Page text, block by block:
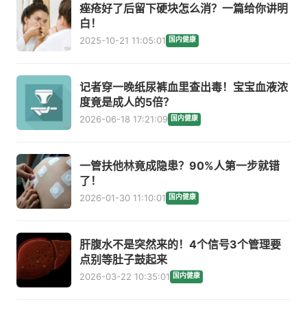
痤疮好了后留下硬块怎么消？一篇给你讲明
白！
2025-10-21 11:05:01 国内健康
记者穿一晚纸尿裤血里查出毒！宝宝血液浓
度竟是成人的5倍？
2026-06-18 17:21:09 国内健康
一管扶他林竟成隐患？90%人第一步就错
了！
2026-01-30 11:10:01 国内健康
肝腹水不是突然来的！4个信号3个管理要
点别等肚子鼓起来
2026-03-22 10:35:01 国内健康